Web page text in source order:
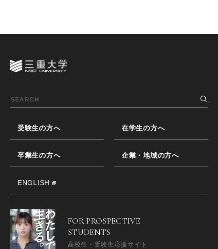
受験生の方へ 在学生の方へ
卒業生の方へ 企業・地域の方へ
ENGLISH
FOR PROSPECTIVE
STUDENTS
高校生・受験生応援サイト